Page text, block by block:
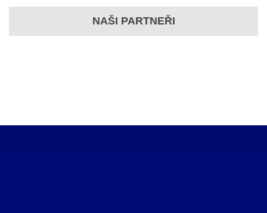
NAŠI PARTNEŘI